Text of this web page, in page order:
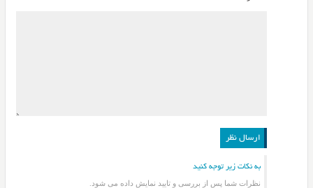
به نکات زیر توجه کنید
نظرات شما پس از بررسی و تایید نمایش داده می شود.